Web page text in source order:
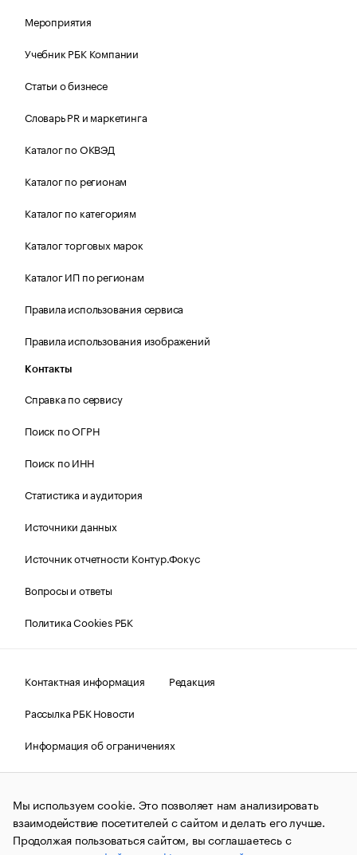
Мероприятия
Учебник РБК Компании
Статьи о бизнесе
Словарь PR и маркетинга
Каталог по ОКВЭД
Каталог по регионам
Каталог по категориям
Каталог торговых марок
Каталог ИП по регионам
Правила использования сервиса
Правила использования изображений
Контакты
Справка по сервису
Поиск по ОГРН
Поиск по ИНН
Статистика и аудитория
Источники данных
Источник отчетности Контур.Фокус
Вопросы и ответы
Политика Cookies РБК
Контактная информация
Редакция
Рассылка РБК Новости
Информация об ограничениях
Правовая информация
О соблюдении авторских прав
© АО «РОСБИЗНЕСКОНСАЛТИНГ»,1995–2026.Сообщения
и материалы информационного агентства «РБК»
(зарегистрировано Федеральной службой по надзору в сфере
связи, информационных технологий и массовых
Мы используем cookie. Это позволяет нам анализировать
взаимодействие посетителей с сайтом и делать его лучше.
Продолжая пользоваться сайтом, вы соглашаетесь с